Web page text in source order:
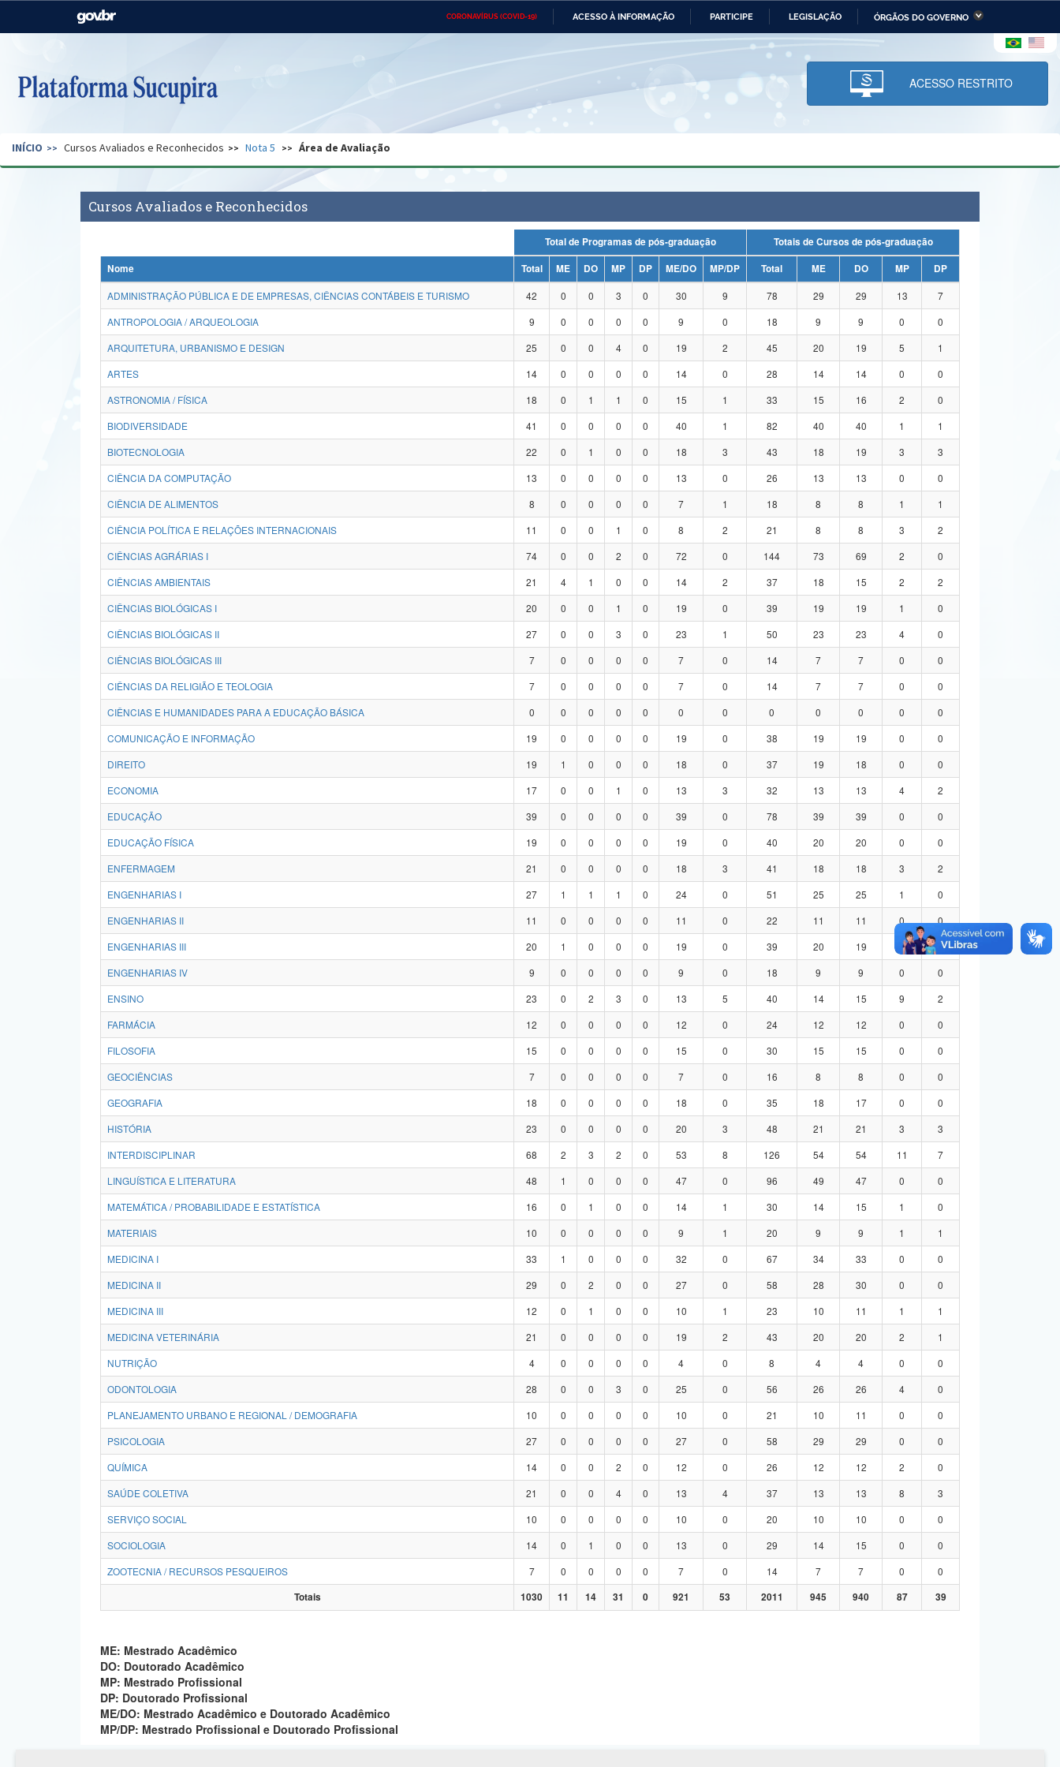
CORONAVÍRUS (COVID-19) ACESSO À INFORMAÇÃO PARTICIPE LEGISLAÇÃO ÓRGÃOS DO GOVERNO
Casa Civil Ministério das Relações Ministério da Economia Ministério da Infraestrutura
Pecuária e Abastecimento
Ministério da Ciência,
Tecnologia, Inovações e
Comunicações
Ministério do Desenvolvimento
Regional e dos Direitos Humanos
Secretaria de Governo Gabinete de Segurança Advocacia-Geral da União Banco Central do Brasil Planalto
ACESSO RESTRITO
INÍCIO Cursos Avaliados e Reconhecidos Nota 5 Área de Avaliação
Cursos Avaliados e Reconhecidos
Total de Programas de pós-graduação
Totais de Cursos de pós-graduação
Nome
Total ME DO MP DP ME/DO MP/DP Total ME DO MP
DP
ADMINISTRAÇÃO PÚBLICA E DE EMPRESAS, CIÊNCIAS CONTÁBEIS E TURISMO
42 0 0 3 0 30 9 78 29 29 13
7
ANTROPOLOGIA / ARQUEOLOGIA
9 0 0 0 0 9 0 18 9 9 0
0
ARQUITETURA, URBANISMO E DESIGN
25 0 0 4 0 19 2 45 20 19 5
1
ARTES
14 0 0 0 0 14 0 28 14 14 0
0
ASTRONOMIA / FÍSICA
18 0 1 1 0 15 1 33 15 16 2
0
BIODIVERSIDADE
41 0 0 0 0 40 1 82 40 40 1
1
BIOTECNOLOGIA
22 0 1 0 0 18 3 43 18 19 3
3
CIÊNCIA DA COMPUTAÇÃO
13 0 0 0 0 13 0 26 13 13 0
0
CIÊNCIA DE ALIMENTOS
8 0 0 0 0 7 1 18 8 8 1
1
CIÊNCIA POLÍTICA E RELAÇÕES INTERNACIONAIS
11 0 0 1 0 8 2 21 8 8 3
2
CIÊNCIAS AGRÁRIAS I
74 0 0 2 0 72 0 144 73 69 2
0
CIÊNCIAS AMBIENTAIS
21 4 1 0 0 14 2 37 18 15 2
2
CIÊNCIAS BIOLÓGICAS I
20 0 0 1 0 19 0 39 19 19 1
0
CIÊNCIAS BIOLÓGICAS II
27 0 0 3 0 23 1 50 23 23 4
0
CIÊNCIAS BIOLÓGICAS III
7 0 0 0 0 7 0 14 7 7 0
0
CIÊNCIAS DA RELIGIÃO E TEOLOGIA
7 0 0 0 0 7 0 14 7 7 0
0
CIÊNCIAS E HUMANIDADES PARA A EDUCAÇÃO BÁSICA
0 0 0 0 0 0 0 0 0 0 0
0
COMUNICAÇÃO E INFORMAÇÃO
19 0 0 0 0 19 0 38 19 19 0
0
DIREITO
19 1 0 0 0 18 0 37 19 18 0
0
ECONOMIA
17 0 0 1 0 13 3 32 13 13 4
2
EDUCAÇÃO
39 0 0 0 0 39 0 78 39 39 0
0
EDUCAÇÃO FÍSICA
19 0 0 0 0 19 0 40 20 20 0
0
ENFERMAGEM
21 0 0 0 0 18 3 41 18 18 3
2
ENGENHARIAS I
27 1 1 1 0 24 0 51 25 25 1
0
ENGENHARIAS II
11 0 0 0 0 11 0 22 11 11 0
0
ENGENHARIAS III
20 1 0 0 0 19 0 39 20 19 0
0
ENGENHARIAS IV
9 0 0 0 0 9 0 18 9 9 0
0
ENSINO
23 0 2 3 0 13 5 40 14 15 9
2
FARMÁCIA
12 0 0 0 0 12 0 24 12 12 0
0
FILOSOFIA
15 0 0 0 0 15 0 30 15 15 0
0
GEOCIÊNCIAS
7 0 0 0 0 7 0 16 8 8 0
0
GEOGRAFIA
18 0 0 0 0 18 0 35 18 17 0
0
HISTÓRIA
23 0 0 0 0 20 3 48 21 21 3
3
INTERDISCIPLINAR
68 2 3 2 0 53 8 126 54 54 11
7
LINGUÍSTICA E LITERATURA
48 1 0 0 0 47 0 96 49 47 0
0
MATEMÁTICA / PROBABILIDADE E ESTATÍSTICA
16 0 1 0 0 14 1 30 14 15 1
0
MATERIAIS
10 0 0 0 0 9 1 20 9 9 1
1
MEDICINA I
33 1 0 0 0 32 0 67 34 33 0
0
MEDICINA II
29 0 2 0 0 27 0 58 28 30 0
0
MEDICINA III
12 0 1 0 0 10 1 23 10 11 1
1
MEDICINA VETERINÁRIA
21 0 0 0 0 19 2 43 20 20 2
1
NUTRIÇÃO
4 0 0 0 0 4 0 8 4 4 0
0
ODONTOLOGIA
28 0 0 3 0 25 0 56 26 26 4
0
PLANEJAMENTO URBANO E REGIONAL / DEMOGRAFIA
10 0 0 0 0 10 0 21 10 11 0
0
PSICOLOGIA
27 0 0 0 0 27 0 58 29 29 0
0
QUÍMICA
14 0 0 2 0 12 0 26 12 12 2
0
SAÚDE COLETIVA
21 0 0 4 0 13 4 37 13 13 8
3
SERVIÇO SOCIAL
10 0 0 0 0 10 0 20 10 10 0
0
SOCIOLOGIA
14 0 1 0 0 13 0 29 14 15 0
0
ZOOTECNIA / RECURSOS PESQUEIROS
7 0 0 0 0 7 0 14 7 7 0
0
Totais
1030 11 14 31 0 921 53 2011 945 940 87 39
ME: Mestrado Acadêmico
DO: Doutorado Acadêmico
MP: Mestrado Profissional
DP: Doutorado Profissional
ME/DO: Mestrado Acadêmico e Doutorado Acadêmico
MP/DP: Mestrado Profissional e Doutorado Profissional